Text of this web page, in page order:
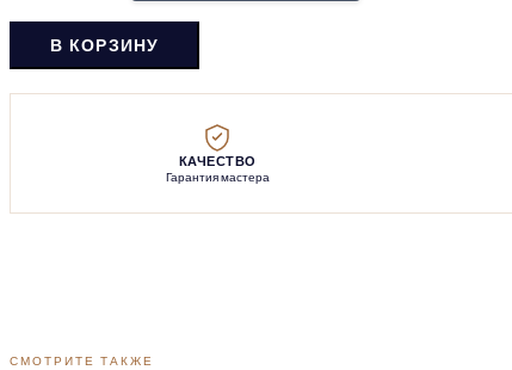
В КОРЗИНУ
КАЧЕСТВО
Гарантия мастера
СМОТРИТЕ ТАКЖЕ